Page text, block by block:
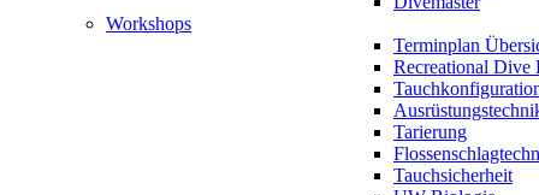
Workshops
Terminplan
Recreational Dive
Tarierung
Tauchsicherheit